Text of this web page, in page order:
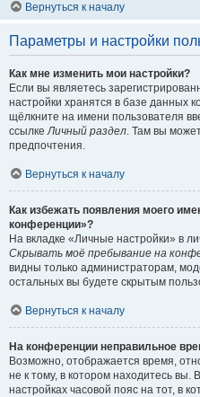
Вернуться к началу
Параметры и настройки
Как мне изменить мои настройки?
Если вы являетесь
настройки хранятся в базе данных
щёлкните на имени пользователя
ссылкеЛичный раздел. Там вы
предпочтения.
Вернуться к началу
Как избежать появления моего
конференции»?
На вкладке «Личные настройки» в
Скрывать моё пребывание на
видны только администраторам,
остальных вы будете скрытым
Вернуться к началу
На конференции неправильное
Возможно, отображается время,
не к тому, в котором находитесь вы.
настройках часовой пояс на тот, в